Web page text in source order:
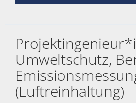
Umweltschutz,
(Luftreinhaltung)